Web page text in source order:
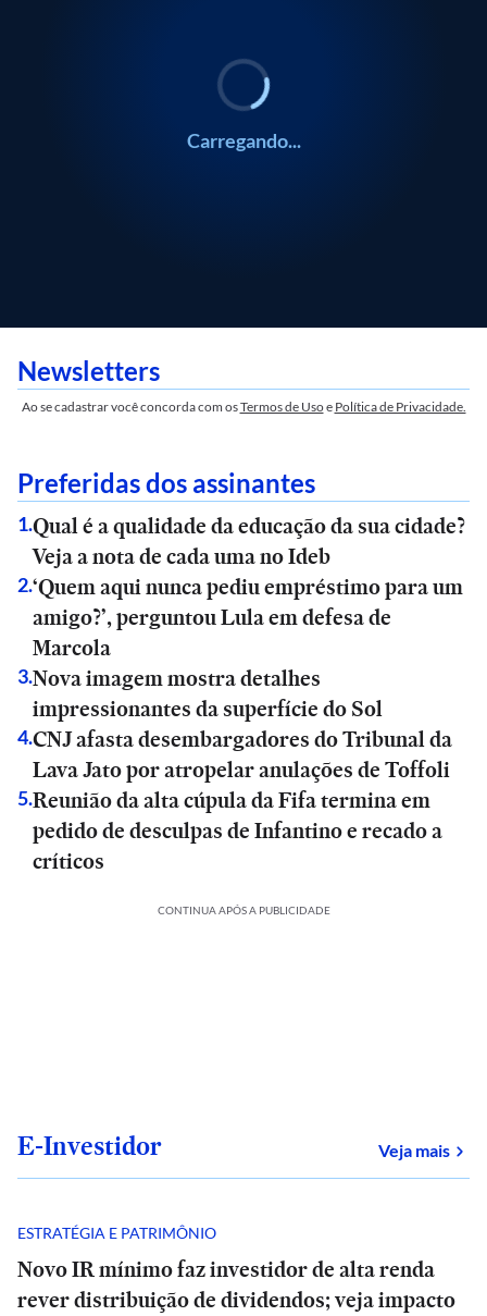
Carregando...
Newsletters
Ao se cadastrar você concorda com osTermos de Usoe Política de Privacidade.
Preferidas dos assinantes
1.Qual é a qualidade da educação da sua cidade?
Veja a nota de cada uma no Ideb
2.‘Quem aqui nunca pediu empréstimo para um
amigo?’, perguntou Lula em defesa de
Marcola
3.Nova imagem mostra detalhes
impressionantes da superfície do Sol
4.CNJ afasta desembargadores do Tribunal da
Lava Jato por atropelar anulações de Toffoli
5.Reunião da alta cúpula da Fifa termina em
pedido de desculpas de Infantino e recado a
críticos
CONTINUA APÓS A PUBLICIDADE
E-Investidor Veja mais
ESTRATÉGIA E PATRIMÔNIO
Novo IR mínimo faz investidor de alta renda
rever distribuição de dividendos; veja impacto